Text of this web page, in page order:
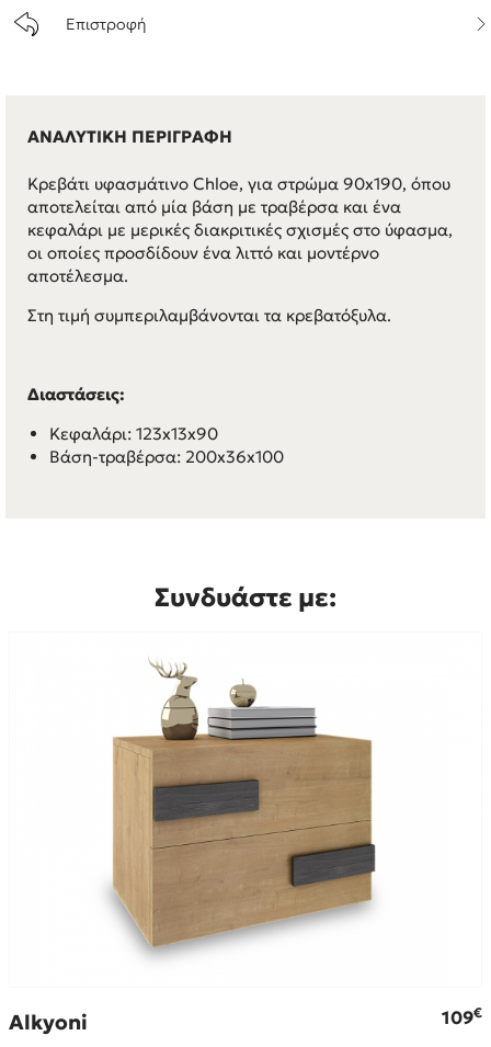
Επιστροφή
ΑΝΑΛΥΤΙΚΗ ΠΕΡΙΓΡΑΦΗ
Κρεβάτι υφασμάτινο Chloe, για στρώμα 90x190, όπου
αποτελείται από μία βάση με τραβέρσα και ένα
κεφαλάρι με μερικές διακριτικές σχισμές στο ύφασμα,
οι οποίες προσδίδουν ένα λιττό και μοντέρνο
αποτέλεσμα.
Στη τιμή συμπεριλαμβάνονται τα κρεβατόξυλα.
Διαστάσεις:
Κεφαλάρι: 123x13x90
Βάση-τραβέρσα: 200x36x100
Συνδυάστε με:
Alkyoni 109€